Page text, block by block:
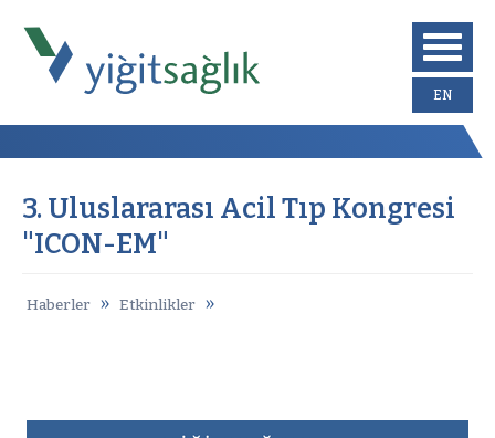
EN
3. Uluslararası Acil Tıp Kongresi
"ICON-EM"
Haberler » Etkinlikler »